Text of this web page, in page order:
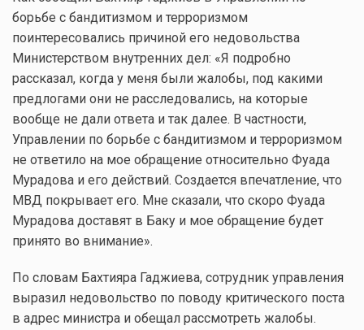
борьбе с бандитизмом и терроризмом
поинтересовались причиной его недовольства
Министерством внутренних дел: «Я подробно
рассказал, когда у меня были жалобы, под какими
предлогами они не расследовались, на которые
вообще не дали ответа и так далее. В частности,
Управлении по борьбе с бандитизмом и терроризмом
не ответило на мое обращение относительно Фуада
Мурадова и его действий. Создается впечатление, что
МВД покрывает его. Мне сказали, что скоро Фуада
Мурадова доставят в Баку и мое обращение будет
принято во внимание».
По словам Бахтияра Гаджиева, сотрудник управления
выразил недовольство по поводу критического поста
в адрес министра и обещал рассмотреть жалобы.